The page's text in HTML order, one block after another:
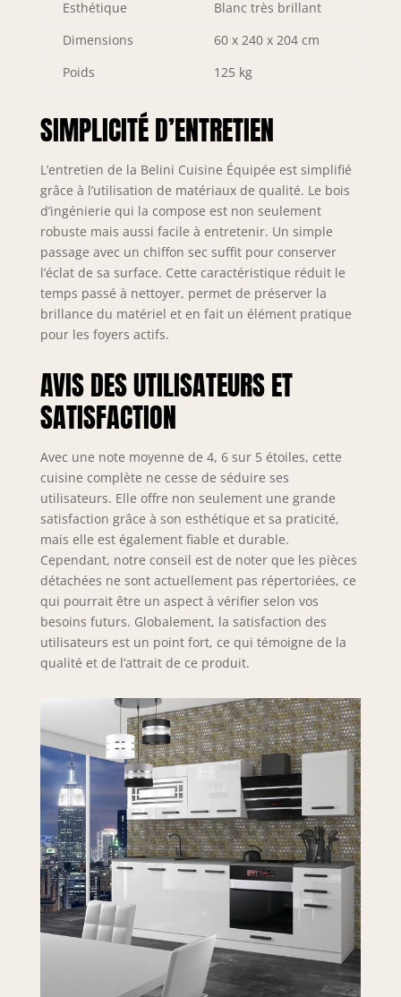
RANGE-COUVERTS
Organisation
intégrée des
couverts en
robuste pour une
visibilité optimale
et une utilisation
efficace de
l’espace. Design
ergonomique pour
un usage
confortable et une
organisation
parfaite au
quotidien.
LONGÉVITÉ – Les
protègent toutes
les arêtes et
surfaces contre les
rayures, les chocs
et l’usure. Le
système PRO+
prolonge
significativement la
durée de vie des
meubles de
cuisine et garantit
une qualité
NEXUS ALUMINIUM
& DESIGN –
Poignées haut de
gamme en
aluminium brossé
avec revêtement
galvanique pour
une grande
résistance et un
design moderne.
Les pieds réglables
compensent les
irrégularités du sol
et assurent une
stabilité optimale.
Esthétique
Blanc très brillant
Dimensions
60 x 240 x 204 cm
Poids
125 kg
SIMPLICITÉ D’ENTRETIEN
L’entretien de la Belini Cuisine Équipée est simplifié
grâce à l’utilisation de matériaux de qualité. Le bois
d’ingénierie qui la compose est non seulement
robuste mais aussi facile à entretenir. Un simple
passage avec un chiffon sec suffit pour conserver
l’éclat de sa surface. Cette caractéristique réduit le
temps passé à nettoyer, permet de préserver la
brillance du matériel et en fait un élément pratique
pour les foyers actifs.
AVIS DES UTILISATEURS ET
SATISFACTION
Avec une note moyenne de 4, 6 sur 5 étoiles, cette
cuisine complète ne cesse de séduire ses
utilisateurs. Elle offre non seulement une grande
satisfaction grâce à son esthétique et sa praticité,
mais elle est également fiable et durable.
Cependant, notre conseil est de noter que les pièces
détachées ne sont actuellement pas répertoriées, ce
qui pourrait être un aspect à vérifier selon vos
besoins futurs. Globalement, la satisfaction des
utilisateurs est un point fort, ce qui témoigne de la
qualité et de l’attrait de ce produit.